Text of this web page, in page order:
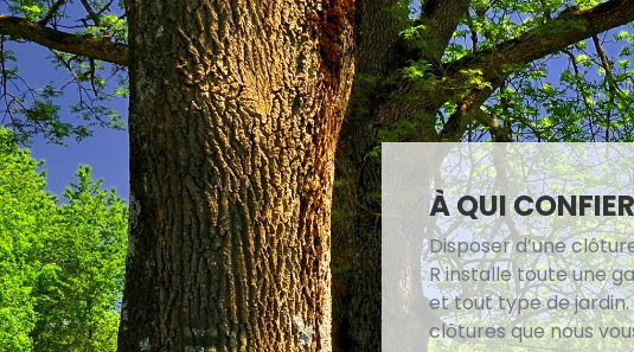
À QUI
Disposer d’une
R installe toute une
et tout type de
clôtures que nous